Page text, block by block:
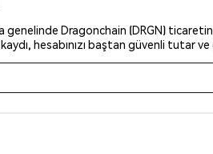
Dragonchain (DRGN) ticaretine
hesabınızı baştan güvenli tutar